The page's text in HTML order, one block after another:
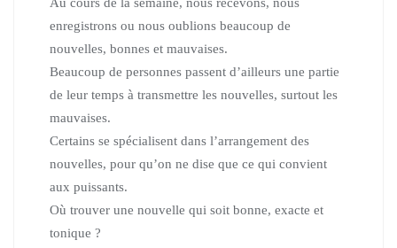
enregistrons ou nous oublions beaucoup de
nouvelles, bonnes et mauvaises.
Beaucoup de personnes passent d’ailleurs une partie
de leur temps à transmettre les nouvelles, surtout les
mauvaises.
Certains se spécialisent dans l’arrangement des
nouvelles, pour qu’on ne dise que ce qui convient
aux puissants.
Où trouver une nouvelle qui soit bonne, exacte et
tonique ?